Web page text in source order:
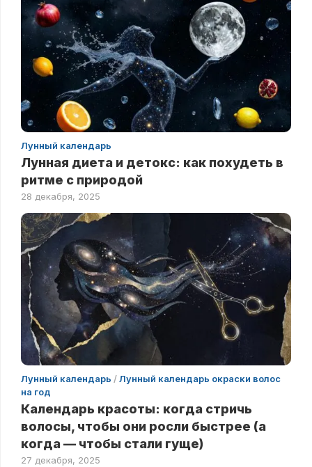
Лунный календарь
Лунная диета и детокс: как похудеть в
ритме с природой
28 декабря, 2025
Лунный календарь /Лунный календарь окраски волос
на год
Календарь красоты: когда стричь
волосы, чтобы они росли быстрее (а
когда — чтобы стали гуще)
27 декабря, 2025